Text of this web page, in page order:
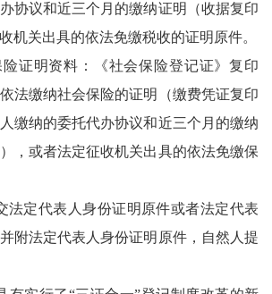
协议和近三个月的缴纳证明（收据复印
机关出具的依法免缴税收的证明原件。
证明资料：《社会保险登记证》复印
法缴纳社会保险的证明（缴费凭证复印
缴纳的委托代办协议和近三个月的缴纳
，或者法定征收机关出具的依法免缴保
法定代表人身份证明原件或者法定代表
附法定代表人身份证明原件，自然人提